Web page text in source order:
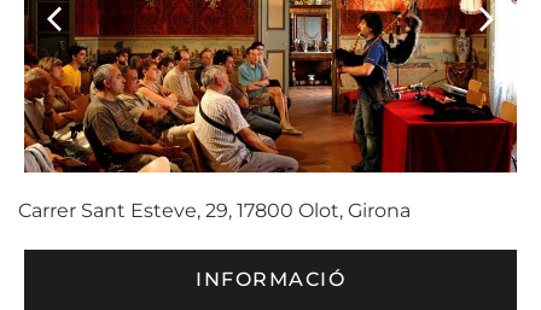
Carrer Sant Esteve, 29, 17800 Olot, Girona
INFORMACIÓ